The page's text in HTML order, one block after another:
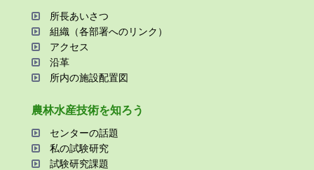
所⻑あいさつ
組織（各部署へのリンク）
アクセス
沿⾰
所内の施設配置図
農林⽔産技術を知ろう
センターの話題
私の試験研究
試験研究課題